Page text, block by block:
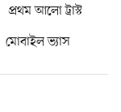
প্রথম আলো ট্রাস্ট
মোবাইল ভ্যাস